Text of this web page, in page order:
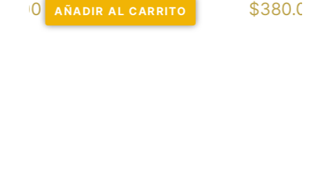
$380.00 AÑADIR AL CARRITO